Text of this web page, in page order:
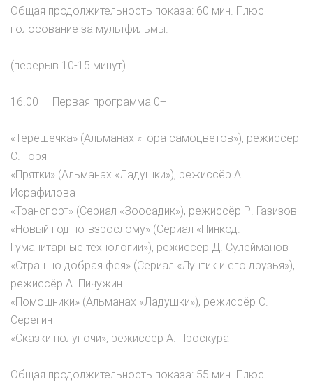
Общая продолжительность показа: 60 мин. Плюс
голосование за мультфильмы.
(перерыв 10-15 минут)
16.00 — Первая программа 0+
«Терешечка» (Альманах «Гора самоцветов»), режиссёр
С. Горя
«Прятки» (Альманах «Ладушки»), режиссёр А.
Исрафилова
«Транспорт» (Сериал «Зоосадик»), режиссёр Р. Газизов
«Новый год по-взрослому» (Сериал «Пинкод.
Гуманитарные технологии»), режиссёр Д. Сулейманов
«Страшно добрая фея» (Сериал «Лунтик и его друзья»),
режиссёр А. Пичужин
«Помощники» (Альманах «Ладушки»), режиссёр С.
Серегин
«Сказки полуночи», режиссёр А. Проскура
Общая продолжительность показа: 55 мин. Плюс